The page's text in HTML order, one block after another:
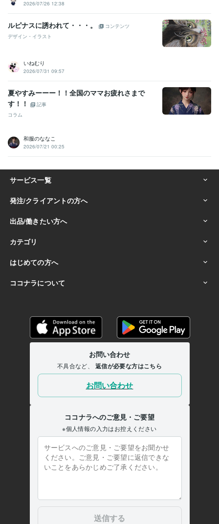
2026/07/26 12:38
ルピナスに誘われて・・・。
コンテンツ
デザイン・イラスト
いねむり
2026/07/31 09:57
夏やすみーーー！！全国のママお疲れさまで
す！！
記事
コラム
和服のななこ
2026/07/21 00:25